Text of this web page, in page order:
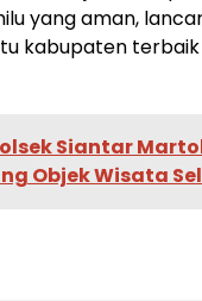
yang aman,
kabupaten
Siantar
Objek Wisata